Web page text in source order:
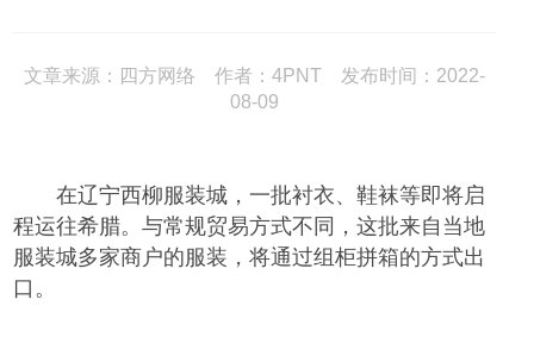
文章来源：四方网络 作者：4PNT 发布时间：2022-
08-09
在辽宁西柳服装城，一批衬衣、鞋袜等即将启
程运往希腊。与常规贸易方式不同，这批来自当地
服装城多家商户的服装，将通过组柜拼箱的方式出
口。